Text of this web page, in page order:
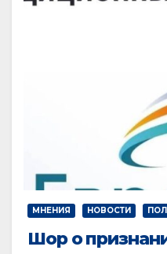
МНЕНИЯ НОВОСТИ
Шор о